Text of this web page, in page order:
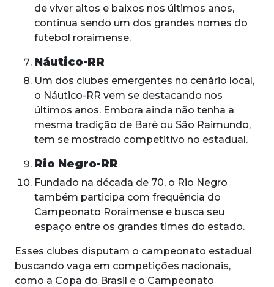
de viver altos e baixos nos últimos anos,
continua sendo um dos grandes nomes do
futebol roraimense.
Náutico-RR
Um dos clubes emergentes no cenário local,
o Náutico-RR vem se destacando nos
últimos anos. Embora ainda não tenha a
mesma tradição de Baré ou São Raimundo,
tem se mostrado competitivo no estadual.
Rio Negro-RR
Fundado na década de 70, o Rio Negro
também participa com frequência do
Campeonato Roraimense e busca seu
espaço entre os grandes times do estado.
Esses clubes disputam o campeonato estadual
buscando vaga em competições nacionais,
como a Copa do Brasil e o Campeonato